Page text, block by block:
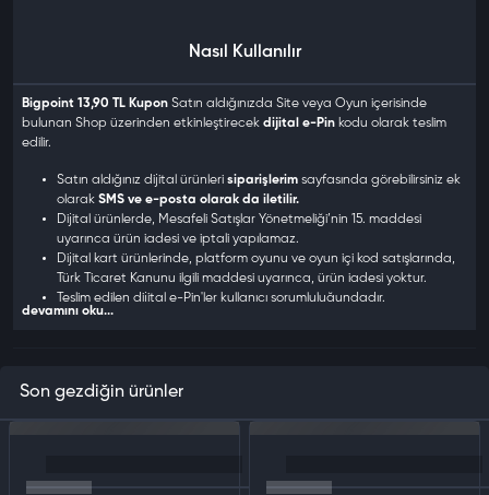
Nasıl Kullanılır
Bigpoint 13,90 TL Kupon Satın aldığınızda Site veya Oyun içerisinde
bulunan Shop üzerinden etkinleştirecek dijital e-Pin kodu olarak teslim
edilir.
Satın aldığınız dijital ürünleri siparişlerim sayfasında görebilirsiniz ek
olarak SMS ve e-posta olarak da iletilir.
Dijital ürünlerde, Mesafeli Satışlar Yönetmeliği’nin 15. maddesi
uyarınca ürün iadesi ve iptali yapılamaz.
Dijital kart ürünlerinde, platform oyunu ve oyun içi kod satışlarında,
Türk Ticaret Kanunu ilgili maddesi uyarınca, ürün iadesi yoktur.
Teslim edilen dijital e-Pin'ler kullanıcı sorumluluğundadır.
Dijital ürünler kargo veya posta yolu ile gönderilmez.
devamını oku...
Son gezdiğin ürünler